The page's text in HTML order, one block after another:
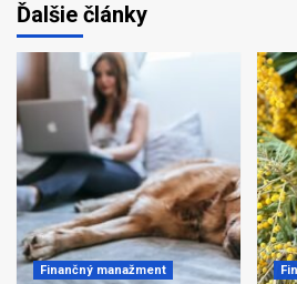
Ďalšie články
Finančný manažment